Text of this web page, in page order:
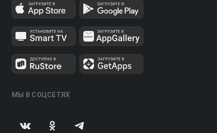
МЫ В СОЦСЕТЯХ